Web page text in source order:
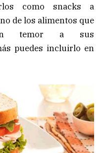
como snacks a
de los alimentos que
temor a sus
puedes incluirlo en